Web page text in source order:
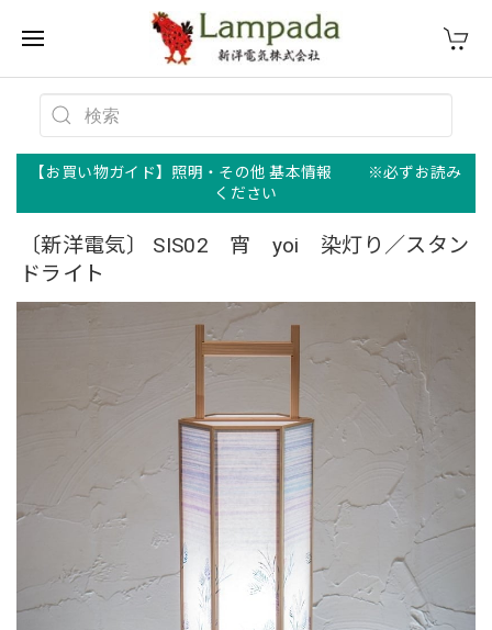
【お買い物ガイド】照明・その他 基本情報 ※必ずお読み
ください
〔新洋電気〕 SIS02 宵 yoi 染灯り／スタン
ドライト